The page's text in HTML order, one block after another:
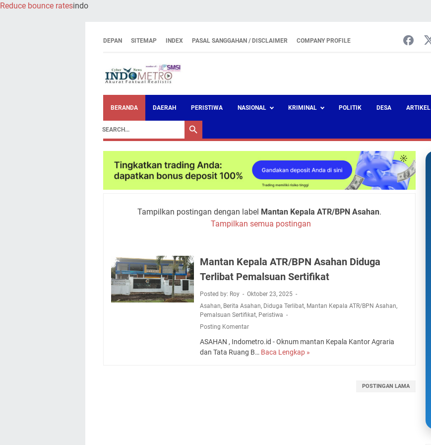
Reduce bounce ratesindo
DEPAN SITEMAP INDEX PASAL SANGGAHAN / DISCLAIMER COMPANY PROFILE
BERANDA DAERAH PERISTIWA NASIONAL KRIMINAL POLITIK DESA ARTIKEL
Tampilkan postingan dengan label Mantan Kepala ATR/BPN Asahan.
Tampilkan semua postingan
Mantan Kepala ATR/BPN Asahan Diduga
Terlibat Pemalsuan Sertifikat
Posted by: Roy
Oktober 23, 2025
Asahan, Berita Asahan, Diduga Terlibat, Mantan Kepala ATR/BPN Asahan,
Pemalsuan Sertifikat, Peristiwa
Posting Komentar
ASAHAN , Indometro.id - Oknum mantan Kepala Kantor Agraria
dan Tata Ruang B… Baca Lengkap »
POSTINGAN LAMA